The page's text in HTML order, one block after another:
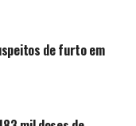
de furto em